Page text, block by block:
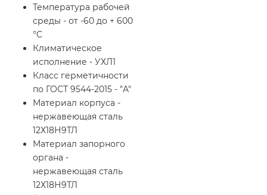
Температура рабочей
среды - от -60 до + 600
°C
Климатическое
исполнение - УХЛ1
Класс герметичности
по ГОСТ 9544-2015 - "A"
Материал корпуса -
нержавеющая сталь
12Х18Н9ТЛ
Материал запорного
органа -
нержавеющая сталь
12Х18Н9ТЛ